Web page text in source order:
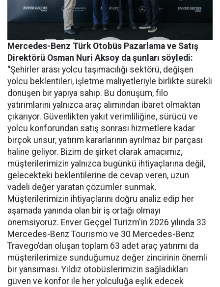
Mercedes-Benz Türk Otobüs Pazarlama ve Satış
Direktörü Osman Nuri Aksoy da şunları söyledi:
"Şehirler arası yolcu taşımacılığı sektörü, değişen
yolcu beklentileri, işletme maliyetleriyle birlikte sürekli
dönüşen bir yapıya sahip. Bu dönüşüm, filo
yatırımlarını yalnızca araç alımından ibaret olmaktan
çıkarıyor. Güvenlikten yakıt verimliliğine, sürücü ve
yolcu konforundan satış sonrası hizmetlere kadar
birçok unsur, yatırım kararlarının ayrılmaz bir parçası
haline geliyor. Bizim de şirket olarak amacımız,
müşterilerimizin yalnızca bugünkü ihtiyaçlarına değil,
gelecekteki beklentilerine de cevap veren, uzun
vadeli değer yaratan çözümler sunmak.
Müşterilerimizin ihtiyaçlarını doğru analiz edip her
aşamada yanında olan bir iş ortağı olmayı
önemsiyoruz. Enver Geçgel Turizm'in 2026 yılında 33
Mercedes-Benz Tourismo ve 30 Mercedes-Benz
Travego’dan oluşan toplam 63 adet araç yatırımı da
müşterilerimize sunduğumuz değer zincirinin önemli
bir yansıması. Yıldız otobüslerimizin sağladıkları
güven ve konfor ile her yolculuğa eşlik edecek